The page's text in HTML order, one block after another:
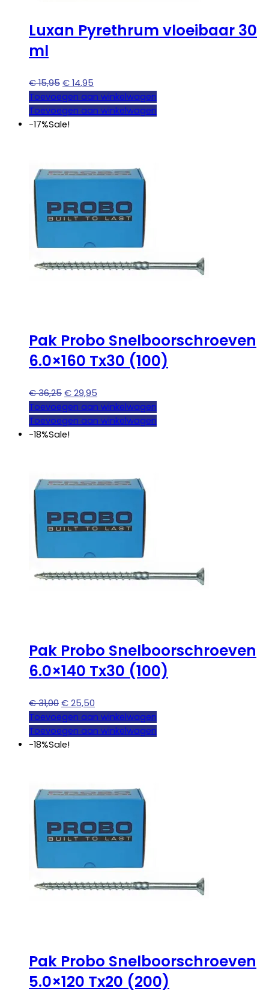
Luxan Pyrethrum vloeibaar 30
ml
€15,95 Oorspronkelijke
prijs
was:
€ 15,95.
€ 14,95
prijs
is:
Toevoegen aan winkelwagen
Toevoegen aan winkelwagen
-17%Sale!
Pak Probo Snelboorschroeven
6.0×160 Tx30 (100)
€36,25 Oorspronkelijke
prijs
was:
€ 36,25.
€ 29,95
prijs
is:
Toevoegen aan winkelwagen
Toevoegen aan winkelwagen
-18%Sale!
Pak Probo Snelboorschroeven
6.0×140 Tx30 (100)
€31,00 Oorspronkelijke
prijs
was:
€ 31,00.
€ 25,50
prijs
is:
Toevoegen aan winkelwagen
Toevoegen aan winkelwagen
-18%Sale!
Pak Probo Snelboorschroeven
5.0×120 Tx20 (200)